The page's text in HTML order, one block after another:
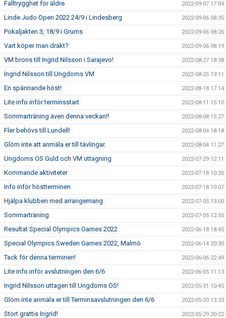
Falltrygghet för äldre 2022-09-07 17:04
Linde Judo Open 2022 24/9 i Lindesberg 2022-09-06 08:35
Pokaljakten 3, 18/9 i Grums 2022-09-06 08:26
Vart köper man dräkt? 2022-09-06 08:19
VM brons till Ingrid Nilsson i Sarajevo! 2022-08-27 18:38
Ingrid Nilsson till Ungdoms VM 2022-08-25 19:11
En spännande höst! 2022-08-18 17:14
Lite info inför terminsstart 2022-08-11 15:10
Sommarträning även denna veckan!! 2022-08-08 15:27
Fler behövs till Lundell! 2022-08-04 18:18
Glöm inte att anmäla er till tävlingar. 2022-08-04 11:27
Ungdoms OS Guld och VM uttagning 2022-07-29 12:11
Kommande aktiviteter 2022-07-18 10:20
Info inför höstterminen 2022-07-18 10:07
Hjälpa klubben med arrangemang 2022-07-05 13:00
Sommarträning 2022-07-05 12:55
Resultat Special Olympics Games 2022 2022-06-18 18:45
Special Olympics Sweden Games 2022, Malmö 2022-06-14 20:30
Tack för denna terminen! 2022-06-06 22:49
Lite info inför avslutningen den 6/6 2022-06-05 11:13
Ingrid Nilsson uttagen till Ungdoms OS! 2022-05-31 10:45
Glöm inte anmäla er till Terminsavslutningen den 6/6 2022-05-30 13:33
Stort grattis Ingrid! 2022-05-29 20:22